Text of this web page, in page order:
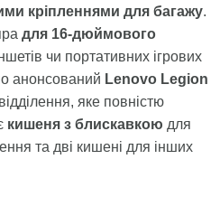
кріпленнями для багажу.
для 16-дюймового
чи портативних ігрових
анонсований Lenovo Legion
яке повністю
кишеня з блискавкою для
та дві кишені для інших